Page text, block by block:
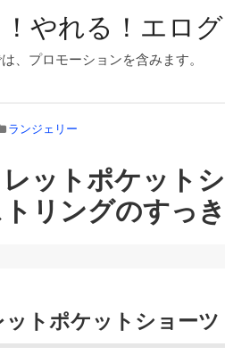
やれる！エロ
、プロモーションを含みます。
ランジェリー
レットポケッ
リングのすっ
ットポケットショーツ